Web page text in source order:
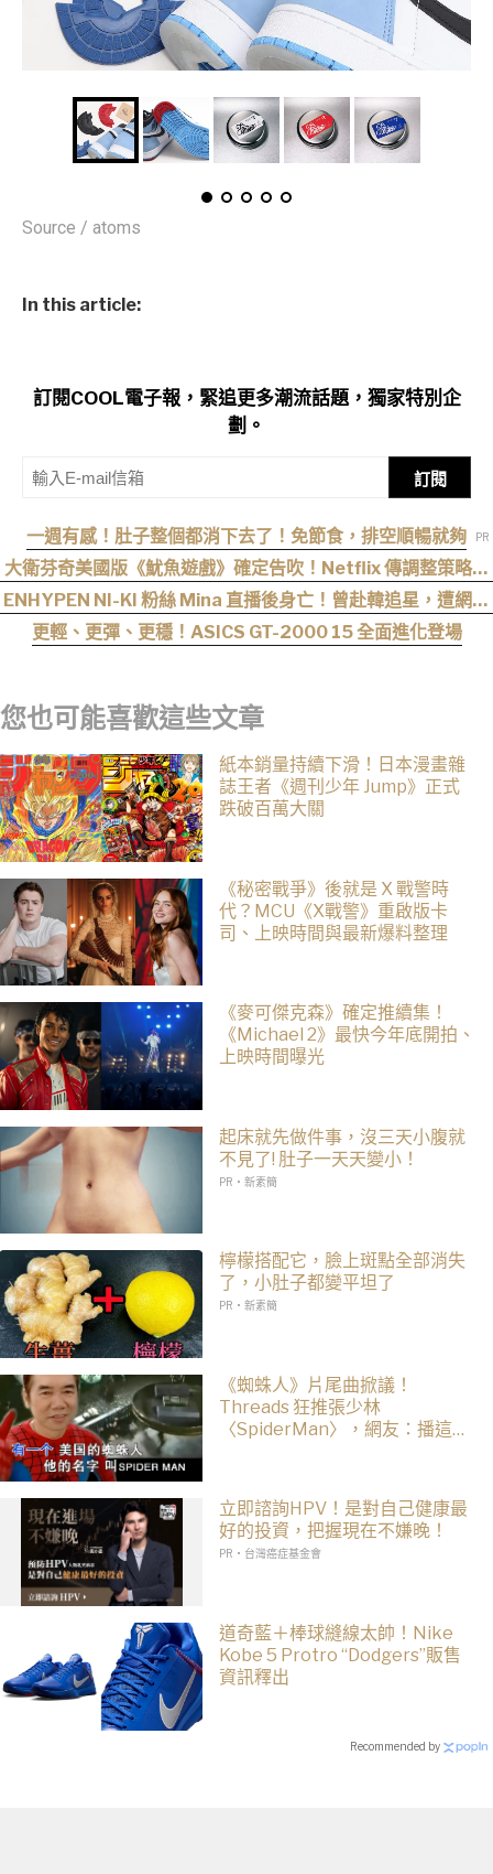
Source / atoms
In this article:
訂閱COOL電子報，緊追更多潮流話題，獨家特別企
劃。
訂閱
一週有感！肚子整個都消下去了！免節食，排空順暢就夠
大衛芬奇美國版《魷魚遊戲》確定告吹！Netflix 傳調整策略，
不再推進該系列
ENHYPEN NI-KI 粉絲 Mina 直播後身亡！曾赴韓追星，遭網暴
事件始末曝光
更輕、更彈、更穩！ASICS GT-2000 15 全面進化登場
您也可能喜歡這些文章
紙本銷量持續下滑！日本漫畫雜
誌王者《週刊少年 Jump》正式
跌破百萬大關
《秘密戰爭》後就是 X 戰警時
代？MCU《X戰警》重啟版卡
司、上映時間與最新爆料整理
《麥可傑克森》確定推續集！
《Michael 2》最快今年底開拍、
上映時間曝光
起床就先做件事，沒三天小腹就
不見了! 肚子一天天變小！
PR・新素簡
檸檬搭配它，臉上斑點全部消失
了，小肚子都變平坦了
PR・新素簡
《蜘蛛人》片尾曲掀議！
Threads 狂推張少林
〈SpiderMan〉，網友：播這個
立即諮詢HPV！是對自己健康最
好的投資，把握現在不嫌晚！
PR・台灣癌症基金會
道奇藍＋棒球縫線太帥！Nike
Kobe 5 Protro “Dodgers”販售
資訊釋出
Recommended by